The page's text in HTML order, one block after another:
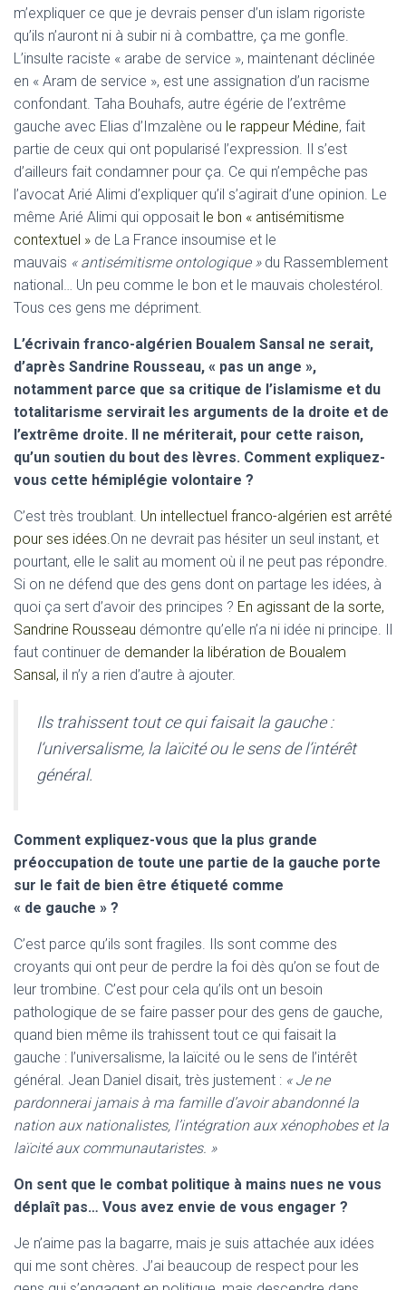
m’expliquer ce que je devrais penser d’un islam rigoriste
qu’ils n’auront ni à subir ni à combattre, ça me gonfle.
L’insulte raciste « arabe de service », maintenant déclinée
en « Aram de service », est une assignation d’un racisme
confondant. Taha Bouhafs, autre égérie de l’extrême
gauche avec Elias d’Imzalène ou le rappeur Médine, fait
partie de ceux qui ont popularisé l’expression. Il s’est
d’ailleurs fait condamner pour ça. Ce qui n’empêche pas
l’avocat Arié Alimi d’expliquer qu’il s’agirait d’une opinion. Le
même Arié Alimi qui opposait le bon « antisémitisme
contextuel » de La France insoumise et le
mauvais « antisémitisme ontologique »du Rassemblement
national… Un peu comme le bon et le mauvais cholestérol.
Tous ces gens me dépriment.
L’écrivain franco-algérien Boualem Sansal ne serait,
d’après Sandrine Rousseau, « pas un ange »,
notamment parce que sa critique de l’islamisme et du
totalitarisme servirait les arguments de la droite et de
l’extrême droite. Il ne mériterait, pour cette raison,
qu’un soutien du bout des lèvres. Comment expliquez-
vous cette hémiplégie volontaire ?
C’est très troublant. Un intellectuel franco-algérien est arrêté
pour ses idées.On ne devrait pas hésiter un seul instant, et
pourtant, elle le salit au moment où il ne peut pas répondre.
Si on ne défend que des gens dont on partage les idées, à
quoi ça sert d’avoir des principes ? En agissant de la sorte,
Sandrine Rousseau démontre qu’elle n’a ni idée ni principe. Il
faut continuer de demander la libération de Boualem
Sansal, il n’y a rien d’autre à ajouter.
Ils trahissent tout ce qui faisait la gauche :
l’universalisme, la laïcité ou le sens de l’intérêt
général.
Comment expliquez-vous que la plus grande
préoccupation de toute une partie de la gauche porte
sur le fait de bien être étiqueté comme
« de gauche » ?
C’est parce qu’ils sont fragiles. Ils sont comme des
croyants qui ont peur de perdre la foi dès qu’on se fout de
leur trombine. C’est pour cela qu’ils ont un besoin
pathologique de se faire passer pour des gens de gauche,
quand bien même ils trahissent tout ce qui faisait la
gauche : l’universalisme, la laïcité ou le sens de l’intérêt
général. Jean Daniel disait, très justement : « Je ne
pardonnerai jamais à ma famille d’avoir abandonné la
nation aux nationalistes, l’intégration aux xénophobes et la
laïcité aux communautaristes. »
On sent que le combat politique à mains nues ne vous
déplaît pas… Vous avez envie de vous engager ?
Je n’aime pas la bagarre, mais je suis attachée aux idées
qui me sont chères. J’ai beaucoup de respect pour les